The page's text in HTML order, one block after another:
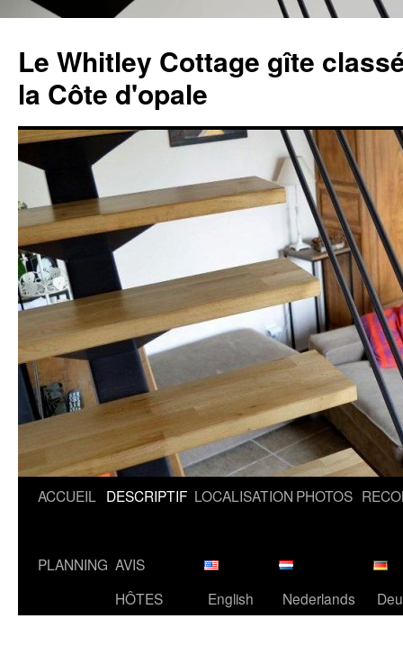
contenu
Le Whitley Cottage gîte
la Côte d'opale
ACCUEIL DESCRIPTIF LOCALISATION PHOTOS
PLANNING AVIS
HÔTES
English Nederlands